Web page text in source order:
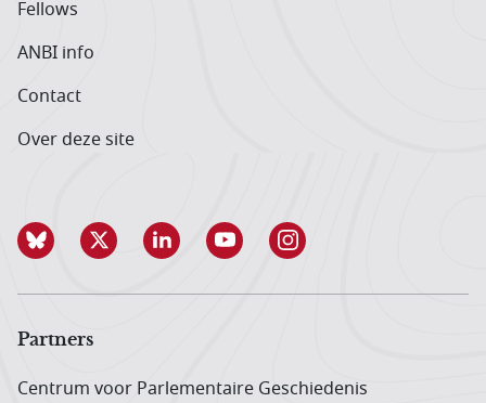
Fellows
ANBI info
Contact
Over deze site
Partners
Centrum voor Parlementaire Geschiedenis